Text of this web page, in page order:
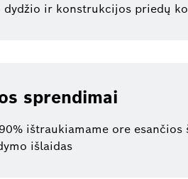
ir konstrukcijos priedų
sprendimai
ištraukiamame ore
išlaidas